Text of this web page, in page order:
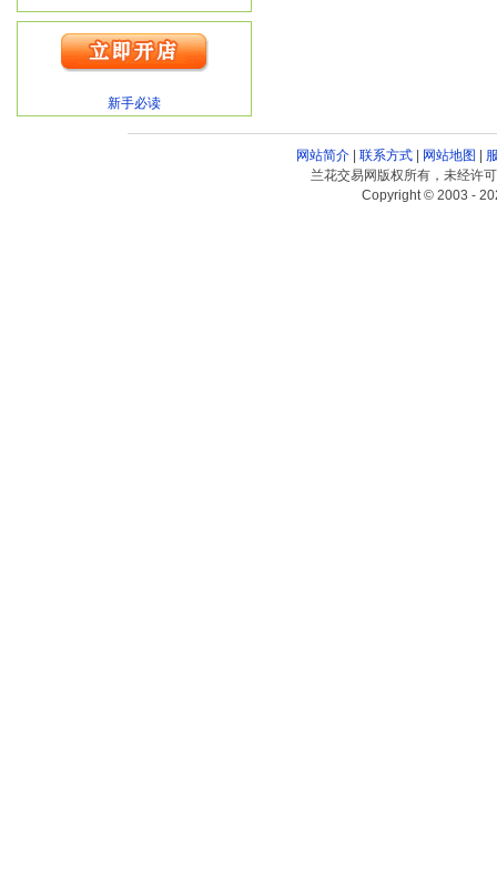
新手必读
网站简介| 联系方式| 网站地图 |
兰花交易网版权所有，未经许
Copyright © 2003 -